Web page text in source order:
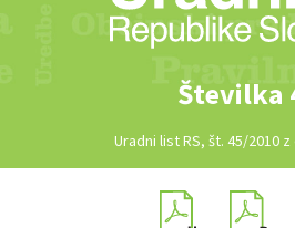
Številka
Uradni list RS, št. 45/2010 z